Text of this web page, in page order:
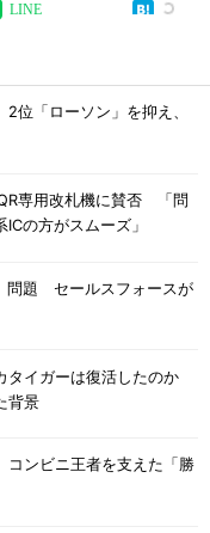
LINE
位「ローソン」を抑え、
専用改札機に賛否 「問
の方がスムーズ」
問題 セールスフォースが
タイガーは復活したのか
背景
ンビニ王者を支えた「勝